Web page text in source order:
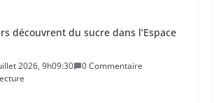
découvrent du sucre dans l’Espace
2026, 9h09:30
0 Commentaire